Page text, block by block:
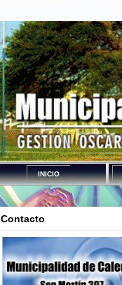
INICIO
Contacto